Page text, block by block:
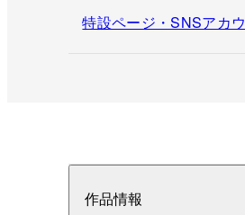
特設ページ・SNSアカ
作品情報